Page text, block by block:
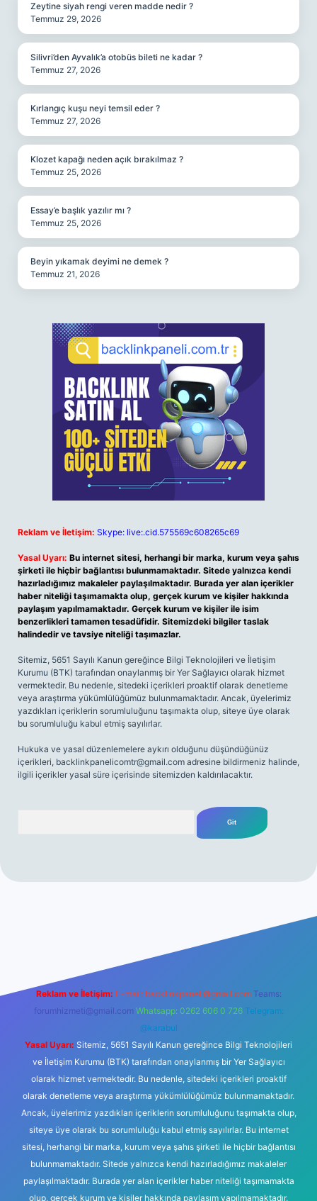
Zeytine siyah rengi veren madde nedir ?
Temmuz 29, 2026
Silivri’den Ayvalık’a otobüs bileti ne kadar ?
Temmuz 27, 2026
Kırlangıç kuşu neyi temsil eder ?
Temmuz 27, 2026
Klozet kapağı neden açık bırakılmaz ?
Temmuz 25, 2026
Essay’e başlık yazılır mı ?
Temmuz 25, 2026
Beyin yıkamak deyimi ne demek ?
Temmuz 21, 2026
Reklam ve İletişim: Skype: live:.cid.575569c608265c69
Yasal Uyarı: Bu internet sitesi, herhangi bir marka, kurum veya şahıs
şirketi ile hiçbir bağlantısı bulunmamaktadır. Sitede yalnızca kendi
hazırladığımız makaleler paylaşılmaktadır. Burada yer alan içerikler
haber niteliği taşımamakta olup, gerçek kurum ve kişiler hakkında
paylaşım yapılmamaktadır. Gerçek kurum ve kişiler ile isim
benzerlikleri tamamen tesadüfidir. Sitemizdeki bilgiler taslak
halindedir ve tavsiye niteliği taşımazlar.
Sitemiz, 5651 Sayılı Kanun gereğince Bilgi Teknolojileri ve İletişim
Kurumu (BTK) tarafından onaylanmış bir Yer Sağlayıcı olarak hizmet
vermektedir. Bu nedenle, sitedeki içerikleri proaktif olarak denetleme
veya araştırma yükümlülüğümüz bulunmamaktadır. Ancak, üyelerimiz
yazdıkları içeriklerin sorumluluğunu taşımakta olup, siteye üye olarak
bu sorumluluğu kabul etmiş sayılırlar.
Hukuka ve yasal düzenlemelere aykırı olduğunu düşündüğünüz
içerikleri, backlinkpanelicomtr@gmail.com adresine bildirmeniz halinde,
ilgili içerikler yasal süre içerisinde sitemizden kaldırılacaktır.
Reklam ve İletişim: E-mail: backlinkpaneli@gmail.com Teams:
forumhizmeti@gmail.com Whatsapp: 0262 606 0 726 Telegram:
@karabul
Yasal Uyarı: Sitemiz, 5651 Sayılı Kanun gereğince Bilgi Teknolojileri
ve İletişim Kurumu (BTK) tarafından onaylanmış bir Yer Sağlayıcı
olarak hizmet vermektedir. Bu nedenle, sitedeki içerikleri proaktif
olarak denetleme veya araştırma yükümlülüğümüz bulunmamaktadır.
Ancak, üyelerimiz yazdıkları içeriklerin sorumluluğunu taşımakta olup,
siteye üye olarak bu sorumluluğu kabul etmiş sayılırlar. Bu internet
sitesi, herhangi bir marka, kurum veya şahıs şirketi ile hiçbir bağlantısı
bulunmamaktadır. Sitede yalnızca kendi hazırladığımız makaleler
paylaşılmaktadır. Burada yer alan içerikler haber niteliği taşımamakta
olup, gerçek kurum ve kişiler hakkında paylaşım yapılmamaktadır.